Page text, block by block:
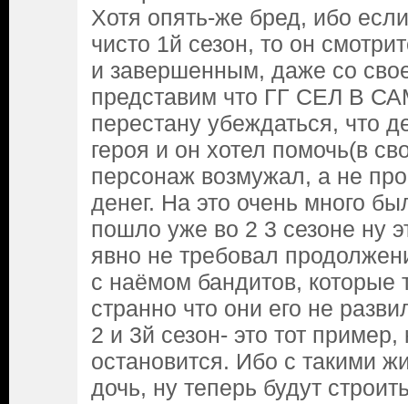
Хотя опять-же бред, ибо
чисто 1й сезон, то он
и завершенным, даже со
представим что ГГ СЕЛ В
перестану убеждаться, что
героя и он хотел помочь(в
персонаж возмужал, а не
денег. На это очень много
пошло уже во 2 3 сезоне ну
явно не требовал
с наёмом бандитов, которые
странно что они его не
2 и 3й сезон- это тот
остановится. Ибо с такими
дочь, ну теперь будут